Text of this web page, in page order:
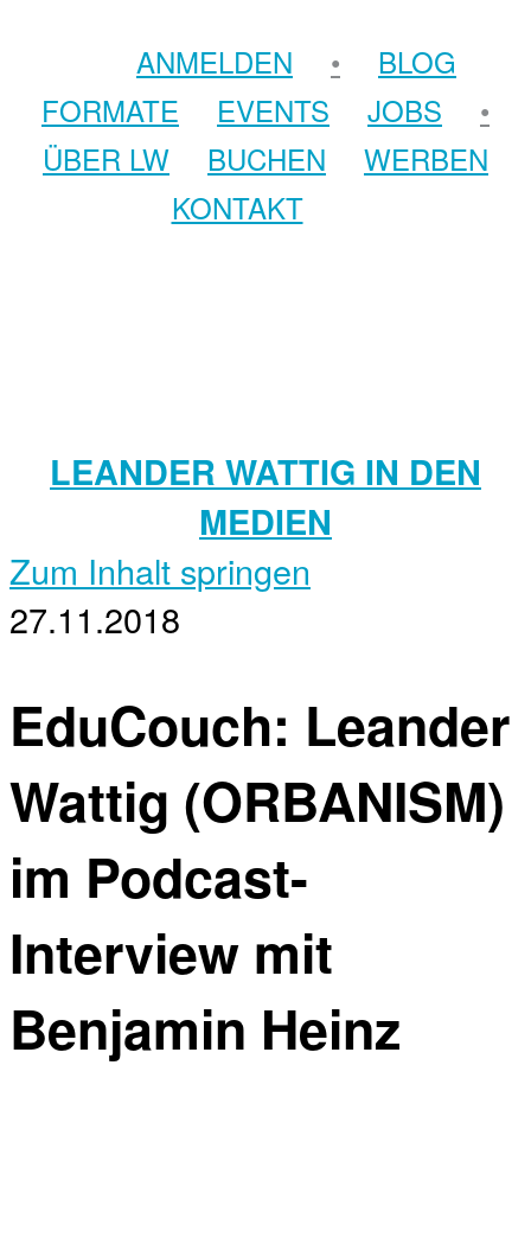
ANMELDEN •
BLOG
FORMATE
EVENTS JOBS
•
ÜBER LW
BUCHEN
WERBEN
KONTAKT
LEANDER WATTIG IN DEN
MEDIEN
Zum Inhalt springen
27.11.2018
EduCouch: Leander
Wattig (ORBANISM)
im Podcast-
Interview mit
Benjamin Heinz